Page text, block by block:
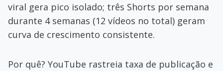
viral gera pico isolado; três Shorts por semana
durante 4 semanas (12 vídeos no total) geram
curva de crescimento consistente.
Por quê? YouTube rastreia taxa de publicação e